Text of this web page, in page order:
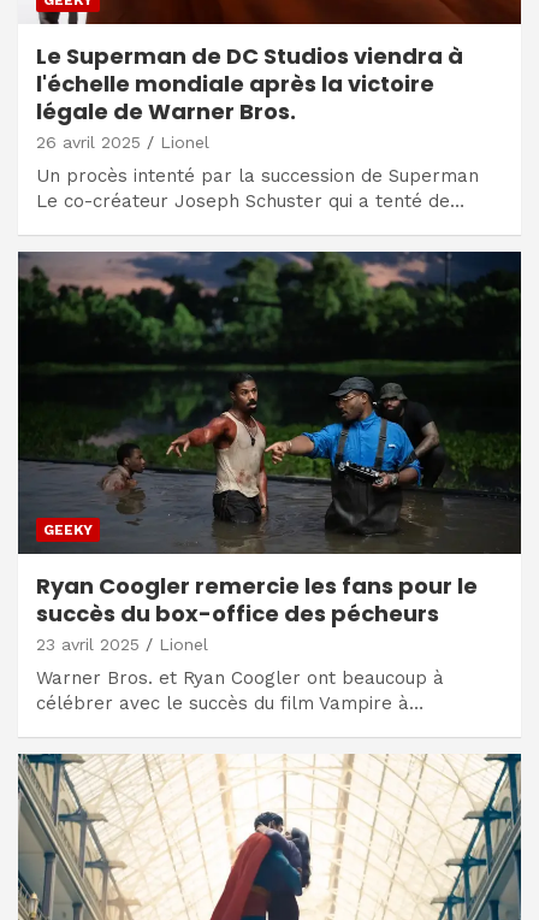
Le Superman de DC Studios viendra à
l'échelle mondiale après la victoire
légale de Warner Bros.
26 avril 2025 Lionel
Un procès intenté par la succession de Superman
Le co-créateur Joseph Schuster qui a tenté de…
GEEKY
Ryan Coogler remercie les fans pour le
succès du box-office des pécheurs
23 avril 2025 Lionel
Warner Bros. et Ryan Coogler ont beaucoup à
célébrer avec le succès du film Vampire à…